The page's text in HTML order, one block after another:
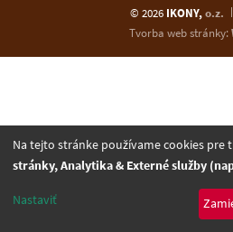
© 2026 IKONY,o.z.
Tvorba web stránky:
Na tejto stránke používame cookies pre
stránky, Analytika & Externé služby
Nastaviť